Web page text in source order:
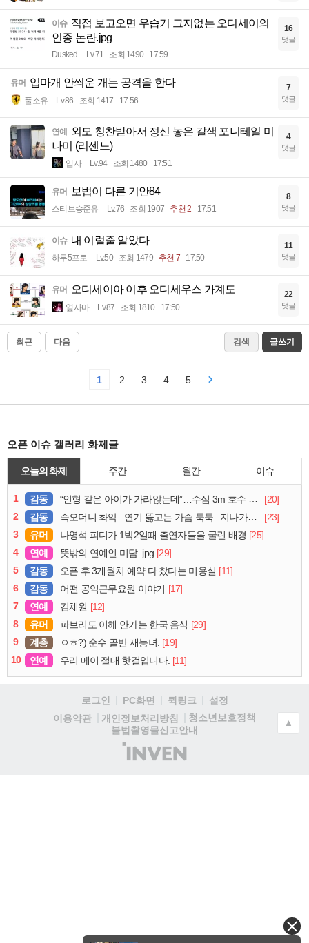
이슈 직접 보고오면 우습기 그지없는 오디세이의
인종 논란.jpg
Dusked Lv.71 조회 1490 17:59
16
댓글
유머 입마개 안씌운 개는 공격을 한다
풀소유 Lv.86 조회 1417 17:56
7
댓글
연예 외모 칭찬받아서 정신 놓은 갈색 포니테일 미
나미 (리센느)
입사 Lv.94 조회 1480 17:51
4
댓글
유머 보법이 다른 기안84
스티브승준유 Lv.76 조회 1907 추천 2 17:51
8
댓글
이슈 내 이럴줄 알았다
하루5프로 Lv.50 조회 1479 추천 7 17:50
11
댓글
유머 오디세이아 이후 오디세우스 가계도
옆사마 Lv.87 조회 1810 17:50
22
댓글
최근 다음 검색 글쓰기
1 2 3 4 5
오픈 이슈 갤러리 화제글
오늘의 화제 주간 월간 이슈
1 감동 “인형 같은 아이가 가라앉는데”…수심 3m 호수 뛰어든 60대 의인
[20]
2
감동 슥오더니 촤악.. 연기 뚫고는 가슴 툭툭.. 지나가던 아재의 정체
[23]
3
유머 나영석 피디가 1박2일때 출연자들을 굴린 배경 [25]
4
연예 뜻밖의 연예인 미담..jpg [29]
5
감동 오픈 후 3개월치 예약 다 찼다는 미용실 [11]
6
감동 어떤 공익근무요원 이야기 [17]
7
연예 김채원 [12]
8
유머 파브리도 이해 안가는 한국 음식 [29]
9
계층 ㅇㅎ?) 순수 골반 재능녀. [19]
10
연예 우리 메이 절대 핫걸입니다. [11]
로그인 PC화면 퀵링크
설정
이용약관
개인정보처리방침
청소년보호정책
불법촬영물신고안내
(주)
인
▲